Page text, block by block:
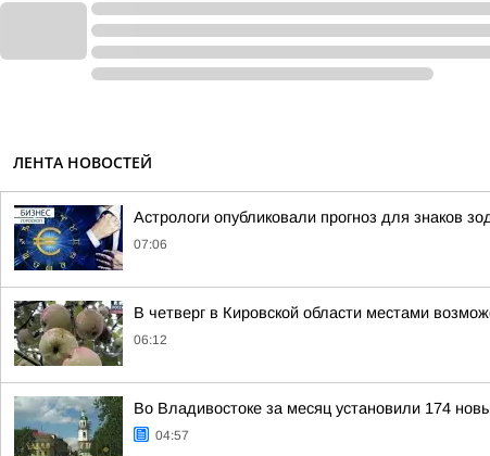
ЛЕНТА НОВОСТЕЙ
Астрологи опубликовали прогноз для знаков
07:06
В четверг в Кировской области местами
06:12
Во Владивостоке за месяц установили 174
04:57